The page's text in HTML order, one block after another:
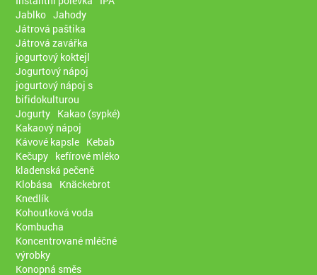
Jablko Jahody
Játrová paštika
Játrová zavářka
jogurtový koktejl
Jogurtový nápoj
jogurtový nápoj s
bifidokulturou
Jogurty Kakao (sypké)
Kakaový nápoj
Kávové kapsle Kebab
Kečupy kefírové mléko
kladenská pečeně
Klobása
Knäckebrot
Knedlík
Kohoutková voda
Kombucha
Koncentrované mléčné
výrobky
Konopná směs